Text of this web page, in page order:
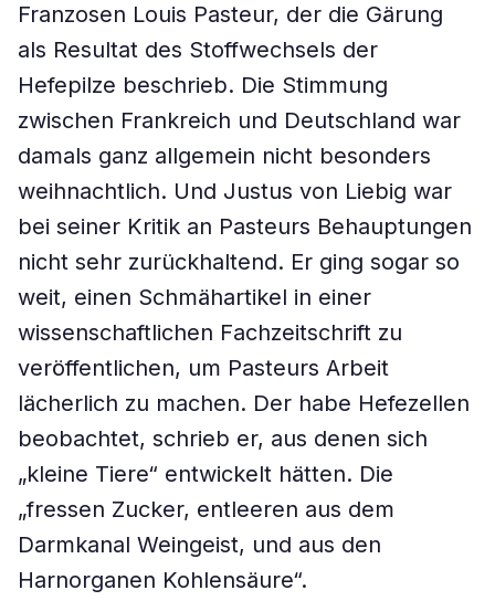
Franzosen Louis Pasteur, der die Gärung
als Resultat des Stoffwechsels der
Hefepilze beschrieb. Die Stimmung
zwischen Frankreich und Deutschland war
damals ganz allgemein nicht besonders
weihnachtlich. Und Justus von Liebig war
bei seiner Kritik an Pasteurs Behauptungen
nicht sehr zurückhaltend. Er ging sogar so
weit, einen Schmähartikel in einer
wissenschaftlichen Fachzeitschrift zu
veröffentlichen, um Pasteurs Arbeit
lächerlich zu machen. Der habe Hefezellen
beobachtet, schrieb er, aus denen sich
„kleine Tiere“ entwickelt hätten. Die
„fressen Zucker, entleeren aus dem
Darmkanal Weingeist, und aus den
Harnorganen Kohlensäure“.